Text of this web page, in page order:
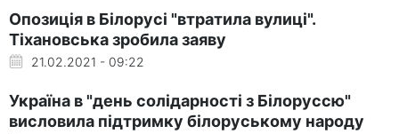
Опозиція в Білорусі "втратила вулиці".
Тіхановська зробила заяву
21.02.2021 - 09:22
Україна в "день солідарності з Білоруссю"
висловила підтримку білоруському народу